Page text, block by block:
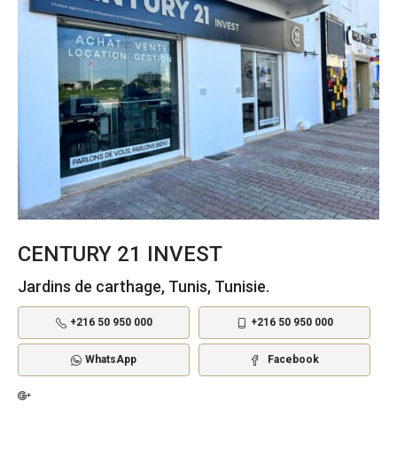
CENTURY 21 INVEST
Jardins de carthage, Tunis, Tunisie.
+216 50 950 000 +216 50 950 000
WhatsApp Facebook